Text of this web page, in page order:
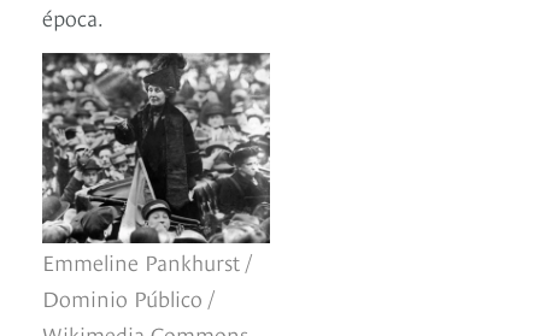
época.
Emmeline Pankhurst /
Dominio Público /